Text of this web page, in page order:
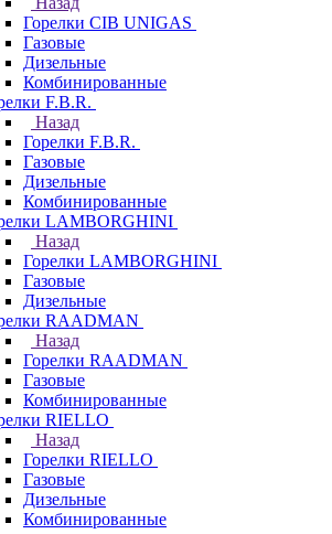
Горелки CIB UNIGAS
Газовые
Дизельные
Комбинированные
F.B.R.
Назад
Горелки F.B.R.
Газовые
Дизельные
Комбинированные
LAMBORGHINI
Назад
Горелки LAMBORGHINI
Газовые
Дизельные
RAADMAN
Назад
Горелки RAADMAN
Газовые
Комбинированные
RIELLO
Назад
Горелки RIELLO
Газовые
Дизельные
Комбинированные